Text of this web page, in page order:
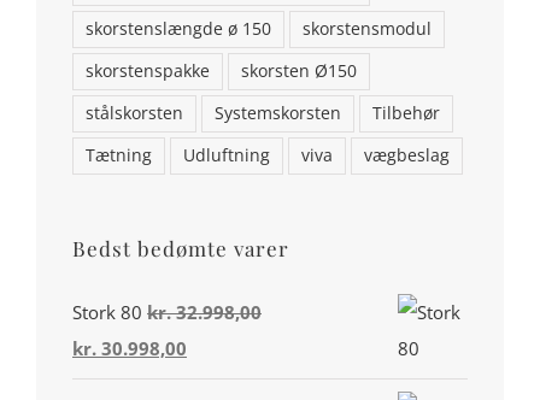
skorstenslængde ø 150
skorstensmodul
skorstenspakke
skorsten Ø150
stålskorsten
Systemskorsten
Tilbehør
Tætning
Udluftning viva vægbeslag
Bedst bedømte varer
Stork 80 kr.32.998,00
Den
oprindelige
kr. 30.998,00
aktuelle
Din konto
Miljø & Ansvarlighed